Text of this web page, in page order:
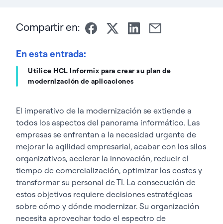
Compartir en:
En esta entrada:
Utilice HCL Informix para crear su plan de
modernización de aplicaciones
El imperativo de la modernización se extiende a
todos los aspectos del panorama informático. Las
empresas se enfrentan a la necesidad urgente de
mejorar la agilidad empresarial, acabar con los silos
organizativos, acelerar la innovación, reducir el
tiempo de comercialización, optimizar los costes y
transformar su personal de TI. La consecución de
estos objetivos requiere decisiones estratégicas
sobre cómo y dónde modernizar. Su organización
necesita aprovechar todo el espectro de